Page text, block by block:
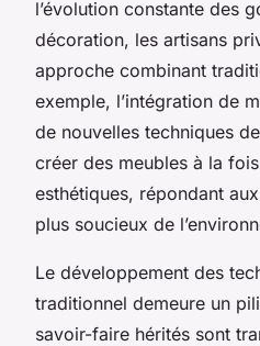
l’évolution constante des
décoration, les artisans
approche combinant
exemple, l’intégration de
de nouvelles techniques
créer des meubles à la
esthétiques, répondant
plus soucieux de
Le développement des
traditionnel demeure un
savoir-faire hérités sont